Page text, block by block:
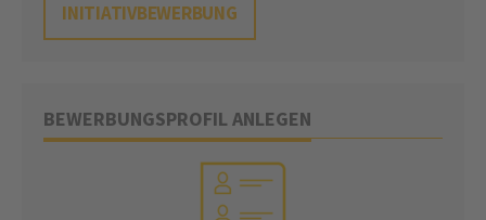
INITIATIVBEWERBUNG
BEWERBUNGSPROFIL ANLEGEN